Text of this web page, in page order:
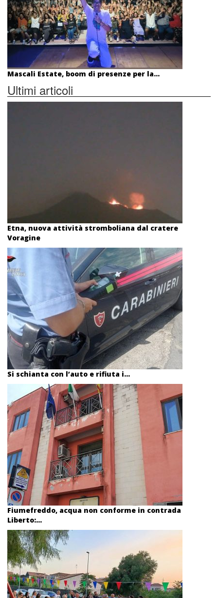
Mascali Estate, boom di presenze per la...
Ultimi articoli
Etna, nuova attività stromboliana dal cratere
Voragine
Si schianta con l’auto e rifiuta i...
Fiumefreddo, acqua non conforme in contrada
Liberto:...